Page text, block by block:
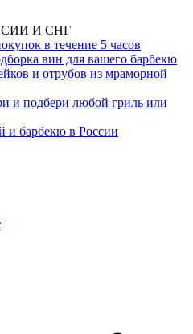
И СНГ
в течение 5 часов
вин для вашего барбекю
и отрубов из мраморной
и подбери любой гриль или
и барбекю в России